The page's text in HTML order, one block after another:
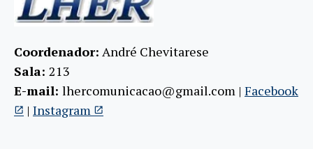
Coordenador: André Chevitarese
Sala: 213
E-mail: lhercomunicacao@gmail.com | Facebook
| Instagram